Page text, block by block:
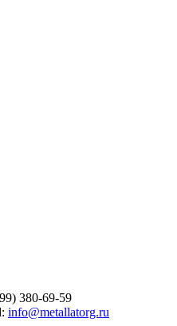
380-69-59
info@metallatorg.ru